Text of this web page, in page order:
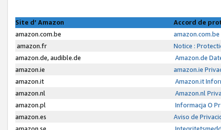
Site d’ Amazon
Accord de
amazon.com.be
amazon.fr
Notice :
amazon.de, audible.de
Amazon.de
amazon.ie
amazon.ie
amazon.it
Amazon.it
amazon.nl
Amazon.nl
amazon.pl
Informacja O
amazon.es
Aviso de
amazon.se